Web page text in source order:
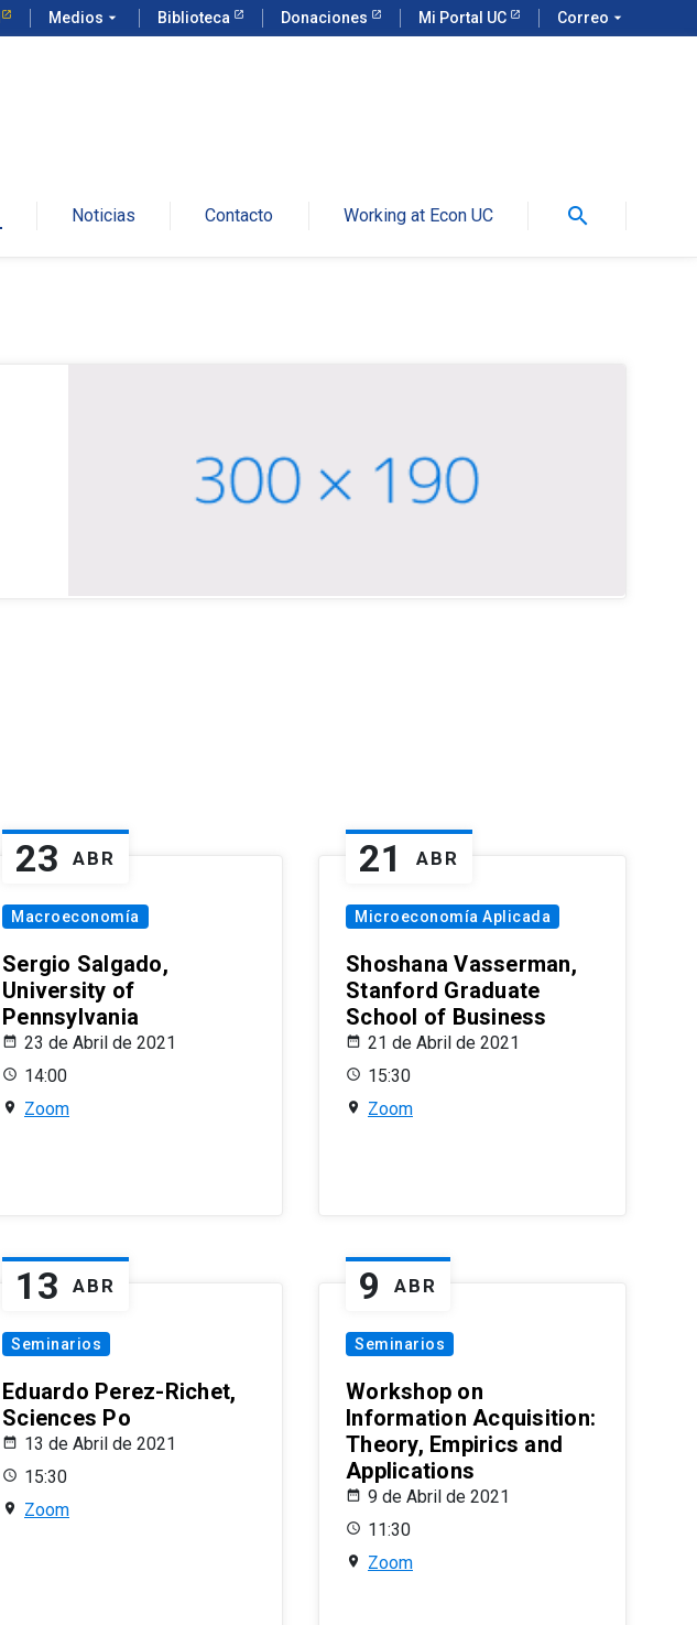
Medios arrow_drop_down Biblioteca Donaciones Mi Portal UC Correo arrow_drop_down
Noticias Contacto Working at Econ UC search
23 ABR
Macroeconomía
Sergio Salgado,
University of
Pennsylvania
23 de Abril de 2021
14:00
Zoom
21 ABR
Microeconomía Aplicada
Shoshana Vasserman,
Stanford Graduate
School of Business
21 de Abril de 2021
15:30
Zoom
13 ABR
Seminarios
Eduardo Perez-Richet,
Sciences Po
13 de Abril de 2021
15:30
Zoom
9 ABR
Seminarios
Workshop on
Information Acquisition:
Theory, Empirics and
Applications
9 de Abril de 2021
11:30
Zoom